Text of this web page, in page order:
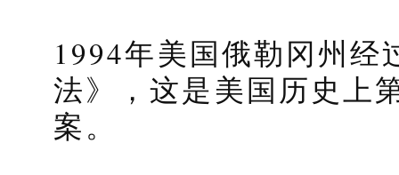
1994年美国俄勒冈州经
法》，这是美国历史上
案。